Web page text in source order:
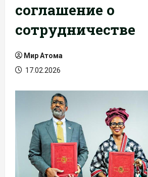
соглашение о
сотрудничестве
Мир Атома
17.02.2026